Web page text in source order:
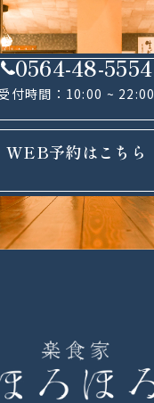
0564-48-5554
付時間：10:00 ~ 22:00
WEB予約はこちら